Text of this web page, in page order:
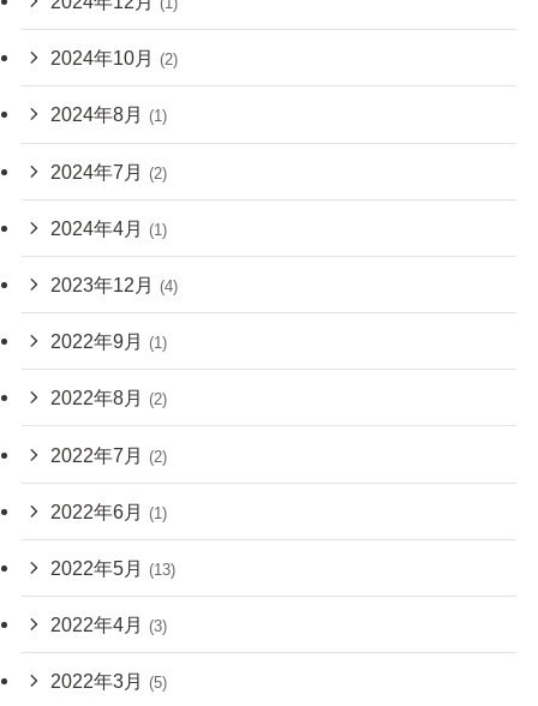
2024年10月 (2)
2024年8月 (1)
2024年7月 (2)
2024年4月 (1)
2023年12月 (4)
2022年9月 (1)
2022年8月 (2)
2022年7月 (2)
2022年6月 (1)
2022年5月 (13)
2022年4月 (3)
2022年3月 (5)